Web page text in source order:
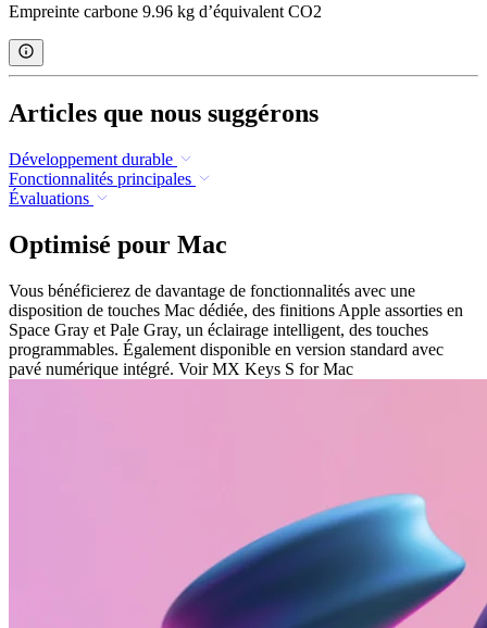
Empreinte carbone 9.96 kg d’équivalent CO2
Articles que nous suggérons
Développement durable
Fonctionnalités principales
Évaluations
Optimisé pour Mac
Vous bénéficierez de davantage de fonctionnalités avec une
disposition de touches Mac dédiée, des finitions Apple assorties en
Space Gray et Pale Gray, un éclairage intelligent, des touches
programmables. Également disponible en version standard avec
pavé numérique intégré. Voir MX Keys S for Mac